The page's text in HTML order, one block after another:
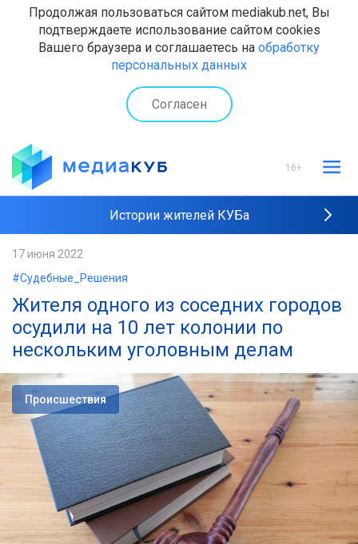
Продолжая пользоваться сайтом mediakub.net, Вы
подтверждаете использование сайтом cookies
Вашего браузера и соглашаетесь на обработку
персональных данных
Согласен
16+
Истории жителей КУБа
17 июня 2022
#Судебные_Решения
Жителя одного из соседних городов
осудили на 10 лет колонии по
нескольким уголовным делам
Происшествия